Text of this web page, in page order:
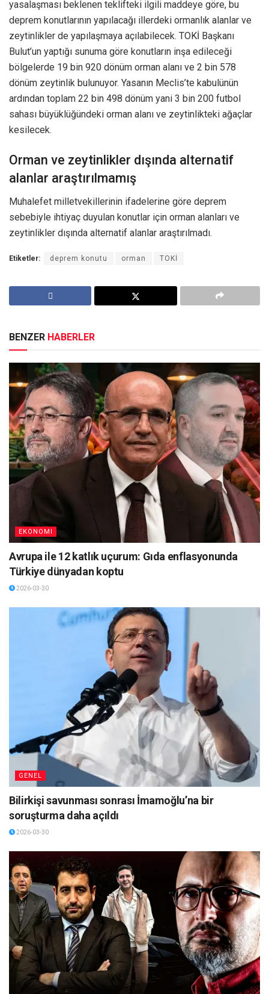
yasalaşması beklenen teklifteki ilgili maddeye göre, bu
deprem konutlarının yapılacağı illerdeki ormanlık alanlar ve
zeytinlikler de yapılaşmaya açılabilecek. TOKİ Başkanı
Bulut’un yaptığı sunuma göre konutların inşa edileceği
bölgelerde 19 bin 920 dönüm orman alanı ve 2 bin 578
dönüm zeytinlik bulunuyor. Yasanın Meclis’te kabulünün
ardından toplam 22 bin 498 dönüm yani 3 bin 200 futbol
sahası büyüklüğündeki orman alanı ve zeytinlikteki ağaçlar
kesilecek.
Orman ve zeytinlikler dışında alternatif
alanlar araştırılmamış
Muhalefet milletvekillerinin ifadelerine göre deprem
sebebiyle ihtiyaç duyulan konutlar için orman alanları ve
zeytinlikler dışında alternatif alanlar araştırılmadı.
Etiketler: deprem konutu orman TOKİ
BENZER HABERLER
EKONOMI
Avrupa ile 12 katlık uçurum: Gıda enflasyonunda
Türkiye dünyadan koptu
2026-03-30
GENEL
Bilirkişi savunması sonrası İmamoğlu’na bir
soruşturma daha açıldı
2026-03-30